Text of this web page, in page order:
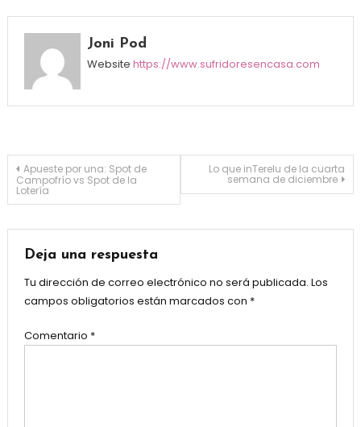
Joni Pod
Website https://www.sufridoresencasa.com
Navegación de entradas
Apueste por una: Spot de
Campofrío vs Spot de la
Lotería
Lo que inTerelu de la cuarta
semana de diciembre
Deja una respuesta
Tu dirección de correo electrónico no será publicada. Los
campos obligatorios están marcados con *
Comentario *